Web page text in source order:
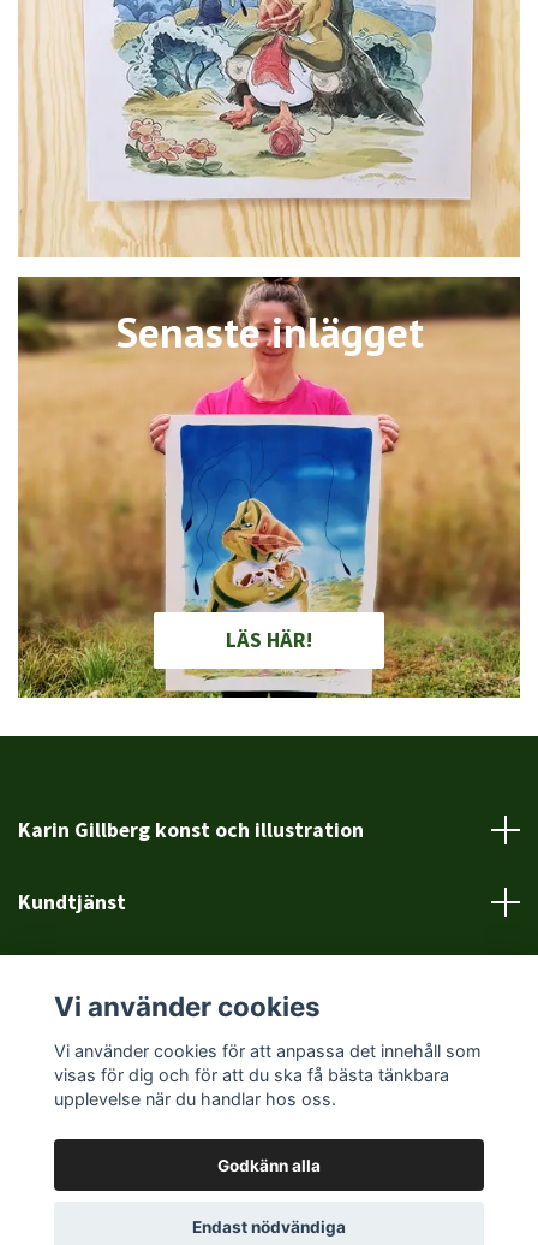
Senaste inlägget
LÄS HÄR!
Karin Gillberg konst och illustration
Kundtjänst
Sociala medier
© 2026 Karin GillbergPowered by Quickbutik
Vi använder cookies
Vi använder cookies för att anpassa det innehåll som
visas för dig och för att du ska få bästa tänkbara
upplevelse när du handlar hos oss.
Godkänn alla
Endast nödvändiga